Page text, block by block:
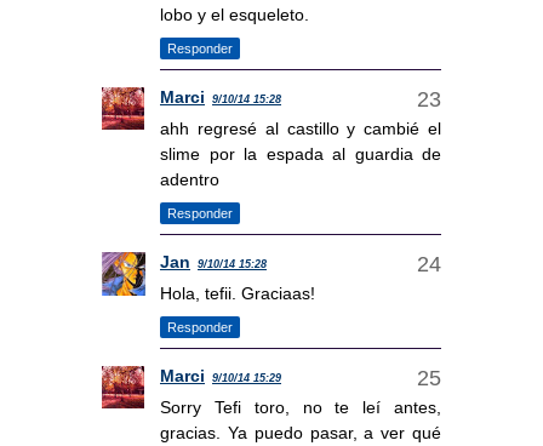
lobo y el esqueleto.
Responder
Marci 9/10/14 15:28
ahh regresé al castillo y cambié el
slime por la espada al guardia de
adentro
Responder
Jan 9/10/14 15:28
Hola, tefii. Graciaas!
Responder
Marci 9/10/14 15:29
Sorry Tefi toro, no te leí antes,
gracias. Ya puedo pasar, a ver qué